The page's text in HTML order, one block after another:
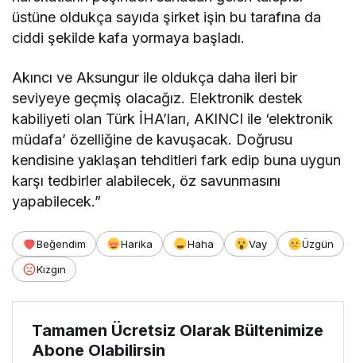
üstüne oldukça sayıda şirket işin bu tarafına da
ciddi şekilde kafa yormaya başladı.
Akıncı ve Aksungur ile oldukça daha ileri bir
seviyeye geçmiş olacağız. Elektronik destek
kabiliyeti olan Türk İHA’ları, AKINCI ile ‘elektronik
müdafa’ özelliğine de kavuşacak. Doğrusu
kendisine yaklaşan tehditleri fark edip buna uygun
karşı tedbirler alabilecek, öz savunmasını
yapabilecek.”
Beğendim Harika Haha Vay
Üzgün
Kızgın
Tamamen Ücretsiz Olarak Bültenimize
Abone Olabilirsin